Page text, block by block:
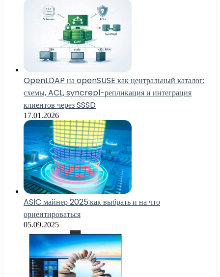
OpenLDAP на openSUSE как центральный каталог:
схемы, ACL, syncrepl-репликация и интеграция
клиентов через SSSD
17.01.2026
ASIC майнер 2025:как выбрать и на что
ориентироваться
05.09.2025